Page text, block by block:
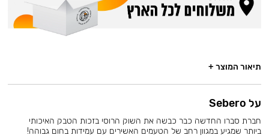
תיאור המוצר +
על Sebero
חברת סברו החדשה כבר כבשה את השוק הרוסי בזכות הטבק האיכותי
ביותר שמגיע במגוון רחב של הטעמים האשירים עם עמידות בחום גבוהה!